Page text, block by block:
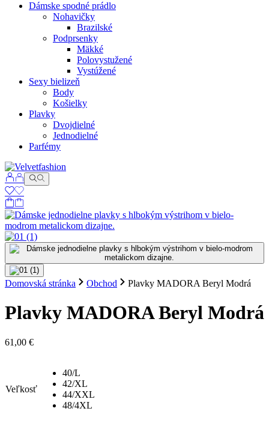
Dámske spodné prádlo
Nohavičky
Brazilské
Podprsenky
Mäkké
Polovystužené
Vystúžené
Sexy bielizeň
Body
Košielky
Plavky
Dvojdielné
Jednodielné
Parfémy
Domovská stránka Obchod Plavky MADORA Beryl Modrá
Plavky MADORA Beryl Modrá
61,00 €
Veľkosť
40/L
42/XL
44/XXL
48/4XL